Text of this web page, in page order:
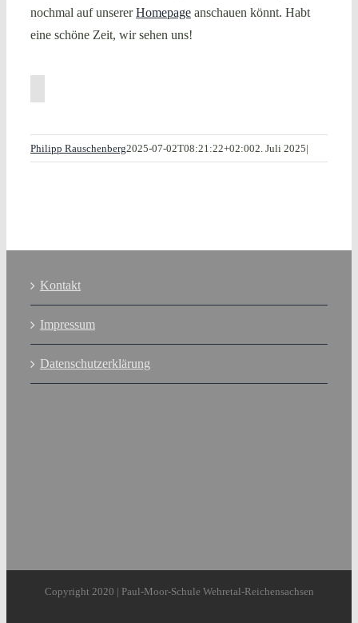
nochmal auf unsererHomepageanschauen könnt. Habt
eine schöne Zeit, wir sehen uns!
Philipp Rauschenberg2025-07-02T08:21:22+02:002. Juli 2025|
Kontakt
Impressum
Datenschutzerklärung
Copyright 2020 | Paul-Moor-Schule Wehretal-Reichensachsen